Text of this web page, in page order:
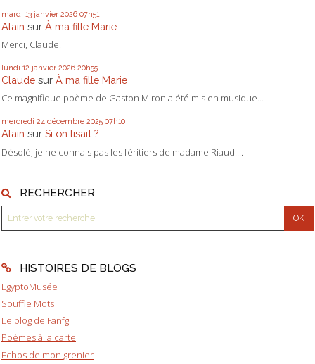
mardi 13 janvier 2026 07h51
Alain sur À ma fille Marie
Merci, Claude.
lundi 12 janvier 2026 20h55
Claude sur À ma fille Marie
Ce magnifique poème de Gaston Miron a été mis en musique...
mercredi 24 décembre 2025 07h10
Alain sur Si on lisait ?
Désolé, je ne connais pas les féritiers de madame Riaud....
RECHERCHER
HISTOIRES DE BLOGS
EgyptoMusée
Souffle Mots
Le blog de Fanfg
Poèmes à la carte
Echos de mon grenier